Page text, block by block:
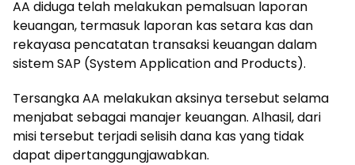
AA diduga telah melakukan pemalsuan laporan
keuangan, termasuk laporan kas setara kas dan
rekayasa pencatatan transaksi keuangan dalam
sistem SAP (System Application and Products).
Tersangka AA melakukan aksinya tersebut selama
menjabat sebagai manajer keuangan. Alhasil, dari
misi tersebut terjadi selisih dana kas yang tidak
dapat dipertanggungjawabkan.